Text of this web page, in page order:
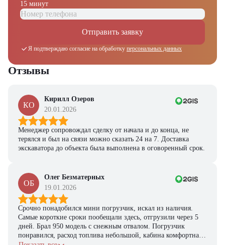
15 минут
Отправить заявку
Я подтверждаю согласие на обработку персональных данных
Отзывы
КО
Кирилл Озеров
20.01.2026
Менеджер сопровождал сделку от начала и до конца, не
терялся и был на связи можно сказать 24 на 7. Доставка
экскаватора до объекта была выполнена в оговоренный срок.
ОБ
Олег Безматерных
19.01.2026
Срочно понадобился мини погрузчик, искал из наличия.
Самые короткие сроки пообещали здесь, отгрузили через 5
дней. Брал 950 модель с снежным отвалом. Погрузчик
понравился, расход топлива небольшой, кабина комфортная,